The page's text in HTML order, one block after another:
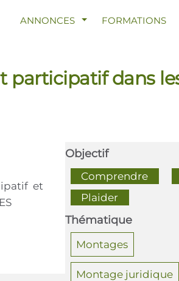
ANNONCES AFFICHER LE MENU
FORMATIONS
participatif dans
et
Objectif
  Comprendre
  Plaider
Thématique
Montages
Montage juridique